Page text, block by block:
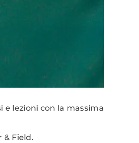
e lezioni con la massima
Field.